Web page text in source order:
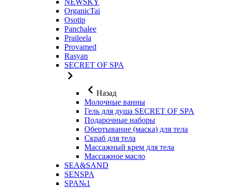
NEWSKY
OrganicTai
Osotip
Panchalee
Praileela
Provamed
Rasyan
SECRET OF SPA
Назад
Молочные ванны
Гель для душа SECRET OF SPA
Подарочные наборы
Обертывание (маска) для тела
Скраб для тела
Массажный крем для тела
Массажное масло
SEA&SAND
SENSPA
SPA№1